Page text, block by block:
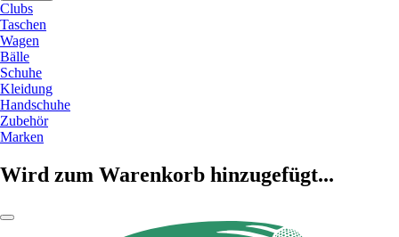
Clubs
Taschen
Wagen
Bälle
Schuhe
Kleidung
Handschuhe
Zubehör
Marken
Wird zum Warenkorb hinzugefügt...